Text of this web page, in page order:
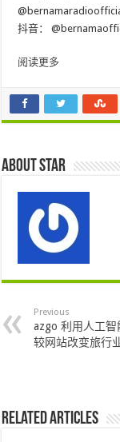
抖音：
阅读更多
About star
Previous
azgo 利用人工
较网站改变旅行
Related Articles